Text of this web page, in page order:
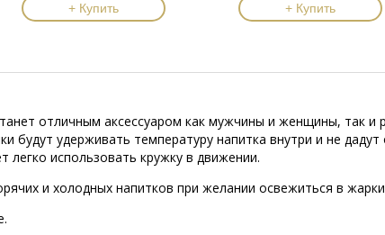
+ Купить + Купить
отличным аксессуаром как мужчины и женщины, так и
будут удерживать температуру напитка внутри и не
легко использовать кружку в движении.
и холодных напитков при желании освежиться в